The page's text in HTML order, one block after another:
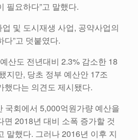
필요하다”고 말했다.
및 도시재생 사업, 공약사업의
다”고 덧붙였다.
산도 전년대비 2.3% 감소한 18
지만, 당초 정부 예산안 17조
했다는 의견도 제시됐다.
국회에서 5,000억원가량 예산을
면 2018년 대비 소폭 증가할 것
말했다. 그러나 2016년 이후 지